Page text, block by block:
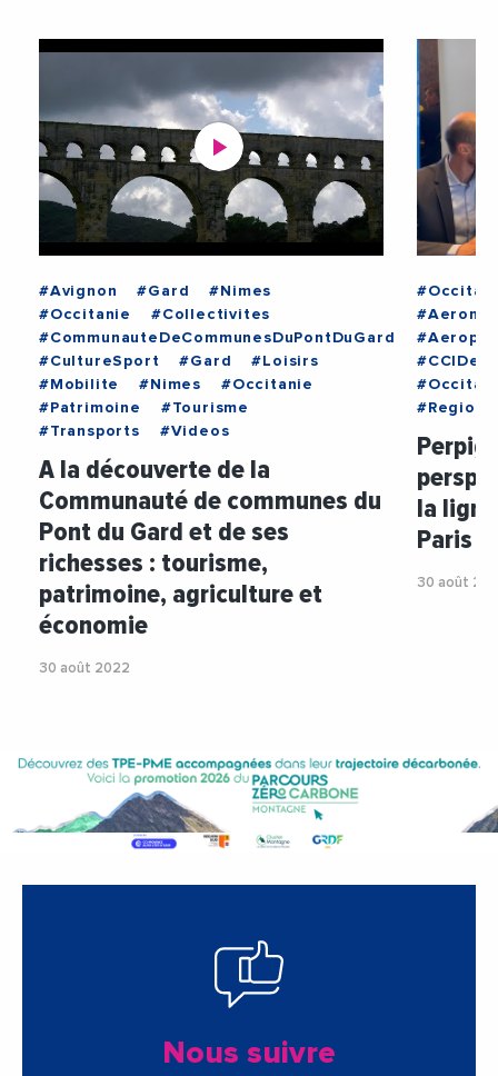
#Avignon #Gard
#Nimes
#Occitanie
#Collectivites
#CommunauteDeCommunesDuPontDuGard
#CultureSport
#Gard
#Loisirs
#Mobilite
#Nimes
#Occitanie
#Patrimoine
#Tourisme
#Transports
#Videos
A la découverte de la
Communauté de communes du
Pont du Gard et de ses
richesses : tourisme,
patrimoine, agriculture et
économie
30 août 2022
la
Paris
30 août
Nous suivre